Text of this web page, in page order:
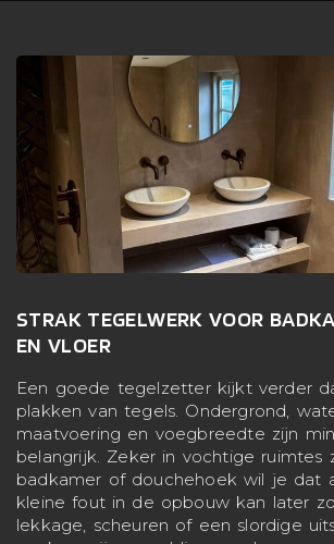
STRAK TEGELWERK VOOR
EN VLOER
Een goede tegelzetter kijkt verder
plakken van tegels. Ondergrond,
maatvoering en voegbreedte zijn
belangrijk. Zeker in vochtige ruimtes
badkamer of douchehoek wil je dat
kleine fout in de opbouw kan later
lekkage, scheuren of een slordige